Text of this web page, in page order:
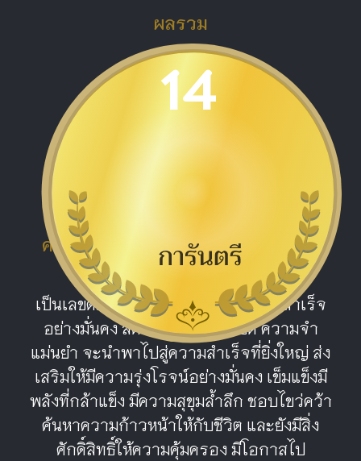
ผลรวม
14
ดีมาก
ความหมายผลรวม หมายเลข 14 ผู้ยิ่ง
ใหญ่
เป็นเลขดีมาก จะทำให้ชีวิตประสพผลสำเร็จ
อย่างมั่นคง สติปัญญาไหวพริบดี ความจำ
แม่นยำ จะนำพาไปสู่ความสำเร็จที่ยิ่งใหญ่ ส่ง
เสริมให้มีความรุ่งโรจน์อย่างมั่นคง เข็มแข็งมี
พลังที่กล้าแข็ง มีความสุขุมล้ำลึก ชอบไขว่คว้า
ค้นหาความก้าวหน้าให้กับชีวิต และยังมีสิ่ง
ศักดิ์สิทธิ์ให้ความคุ้มครอง มีโอกาสไป